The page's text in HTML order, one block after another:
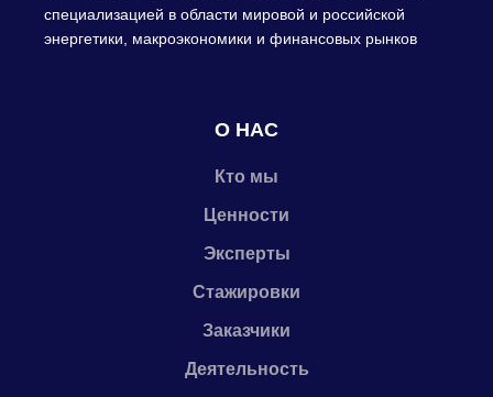
специализацией в области мировой и российской
энергетики, макроэкономики и финансовых рынков
О НАС
Кто мы
Ценности
Эксперты
Стажировки
Заказчики
Деятельность